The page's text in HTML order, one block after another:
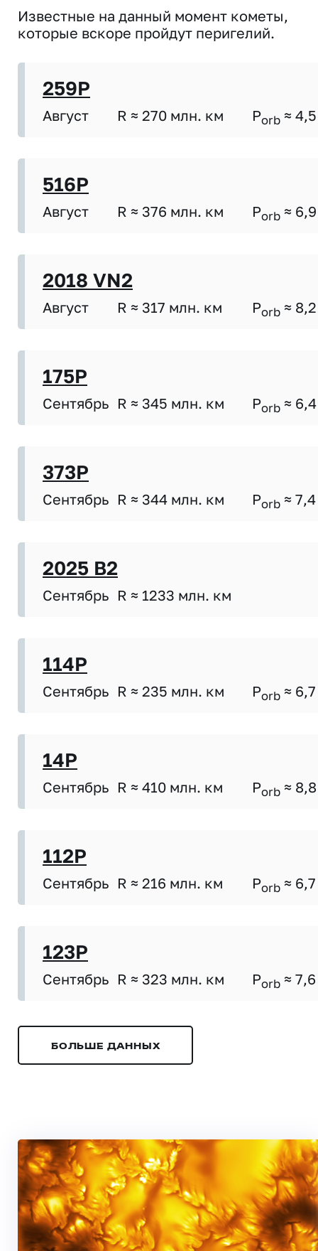
Известные на данный момент кометы,
которые вскоре пройдут перигелий.
259P
Август R ≈ 270 млн. км Porb ≈ 4,5
516P
Август R ≈ 376 млн. км Porb ≈ 6,9
2018 VN2
Август R ≈ 317 млн. км Porb ≈ 8,2
175P
Сентябрь R ≈ 345 млн. км Porb ≈ 6,4
373P
Сентябрь R ≈ 344 млн. км Porb ≈ 7,4
2025 B2
Сентябрь R ≈ 1233 млн. км
114P
Сентябрь R ≈ 235 млн. км Porb ≈ 6,7
14P
Сентябрь R ≈ 410 млн. км Porb ≈ 8,8
112P
Сентябрь R ≈ 216 млн. км Porb ≈ 6,7
123P
Сентябрь R ≈ 323 млн. км Porb ≈ 7,6
БОЛЬШЕ ДАННЫХ